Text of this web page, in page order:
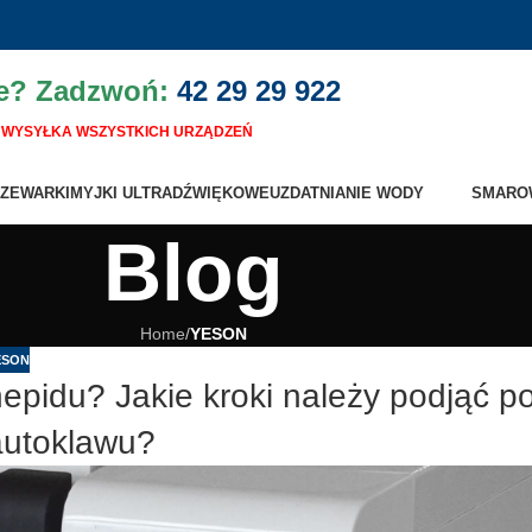
Zadzwoń: 42 29 29 922
WSZYSTKICH URZĄDZEŃ
MYJKI ULTRADŹWIĘKOWEUZDATNIANIE WODY
Blog
Home/YESON
Jakie kroki należy podjąć